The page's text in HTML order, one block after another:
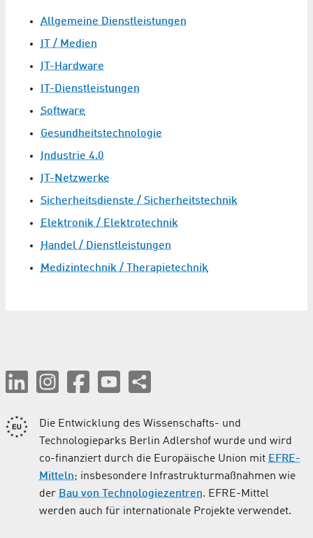
Allgemeine Dienstleistungen
IT / Medien
IT-Hardware
IT-Dienstleistungen
Software
Gesundheitstechnologie
Industrie 4.0
IT-Netzwerke
Sicherheitsdienste / Sicherheitstechnik
Elektronik / Elektrotechnik
Handel / Dienstleistungen
Medizintechnik / Therapietechnik
Die Entwicklung des Wissenschafts- und
Technologieparks Berlin Adlershof wurde und wird
co-finanziert durch die Europäische Union mit EFRE-
Mitteln; insbesondere Infrastrukturmaßnahmen wie
der Bau von Technologiezentren. EFRE-Mittel
werden auch für internationale Projekte verwendet.